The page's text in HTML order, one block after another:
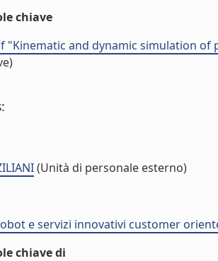
chiave
"Kinematic and dynamic simulation
(Unità di personale esterno)
e servizi innovativi customer
chiave di